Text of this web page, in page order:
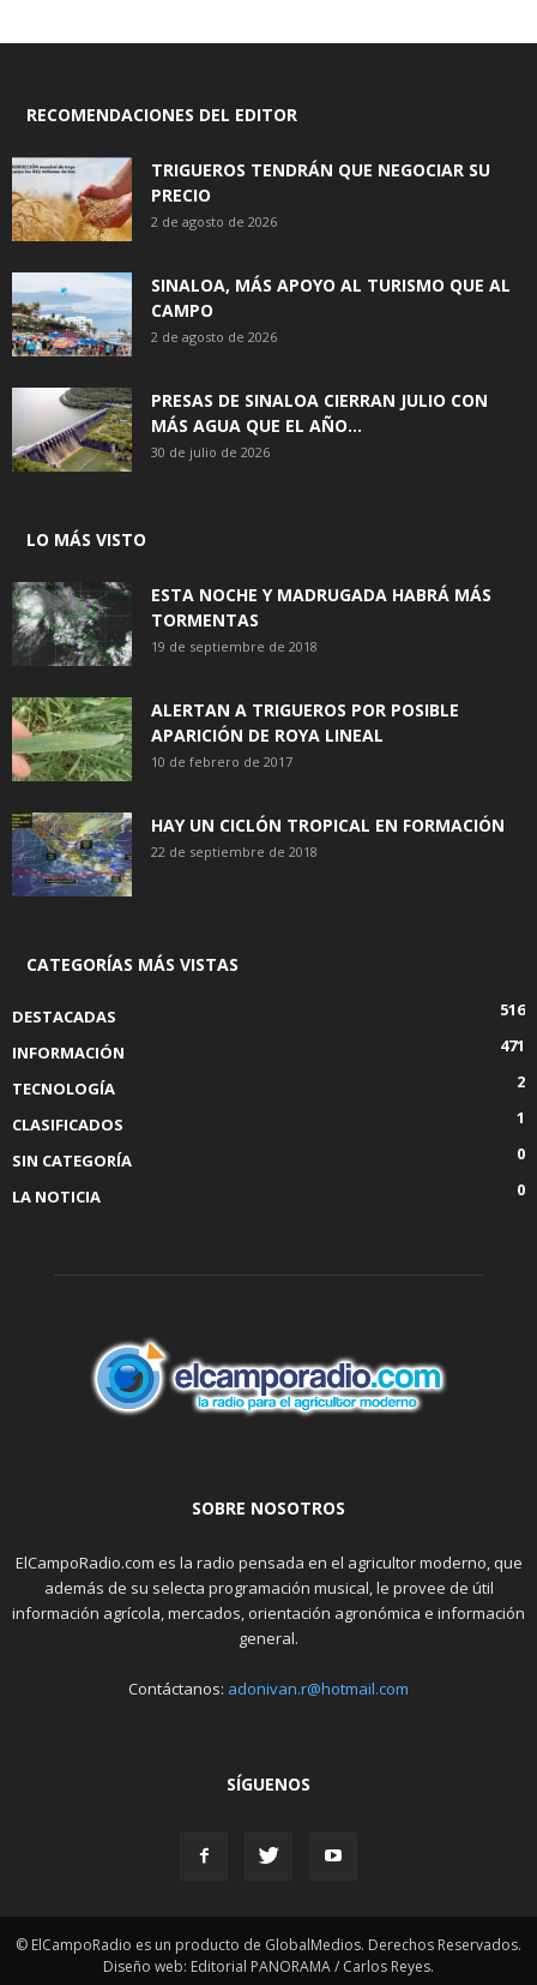
RECOMENDACIONES DEL EDITOR
TRIGUEROS TENDRÁN QUE NEGOCIAR SU
PRECIO
2 de agosto de 2026
SINALOA, MÁS APOYO AL TURISMO QUE AL
CAMPO
2 de agosto de 2026
PRESAS DE SINALOA CIERRAN JULIO CON
MÁS AGUA QUE EL AÑO...
30 de julio de 2026
LO MÁS VISTO
ESTA NOCHE Y MADRUGADA HABRÁ MÁS
TORMENTAS
19 de septiembre de 2018
ALERTAN A TRIGUEROS POR POSIBLE
APARICIÓN DE ROYA LINEAL
10 de febrero de 2017
HAY UN CICLÓN TROPICAL EN FORMACIÓN
22 de septiembre de 2018
CATEGORÍAS MÁS VISTAS
DESTACADAS
516
INFORMACIÓN
471
TECNOLOGÍA
2
CLASIFICADOS
1
SIN CATEGORÍA
0
LA NOTICIA
0
SOBRE NOSOTROS
ElCampoRadio.com es la radio pensada en el agricultor moderno, que
además de su selecta programación musical, le provee de útil
información agrícola, mercados, orientación agronómica e información
general.
Contáctanos: adonivan.r@hotmail.com
SÍGUENOS
© ElCampoRadio es un producto de GlobalMedios. Derechos Reservados.
Diseño web: Editorial PANORAMA / Carlos Reyes.